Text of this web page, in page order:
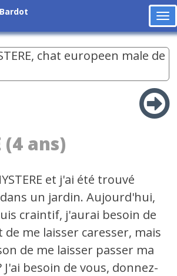
(4 ans)
et j'ai été trouvé
un jardin. Aujourd'hui,
craintif, j'aurai besoin de
de me laisser caresser, mais
de me laisser passer ma
J'ai besoin de vous, donnez-